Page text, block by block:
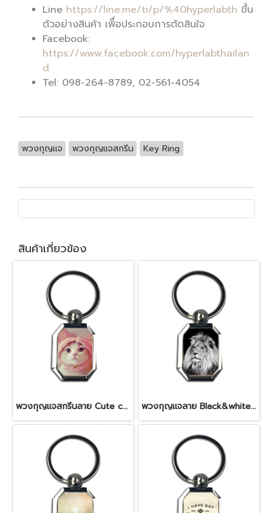
Line https://line.me/ti/p/%40hyperlabth ขึ้น
ตัวอย่างสินค้า เพิื่อประกอบการตัดสินใจ
Facebook:
https://www.facebook.com/hyperlabthailan
d
Tel: 098-264-8789, 02-561-4054
พวงกุญแจ พวงกุญแจสกรีน Key Ring
สินค้าเกี่ยวข้อง
พวงกุญแจสกรีนลาย Cute cat design พวงกุญแจลาย Black&white Lion design